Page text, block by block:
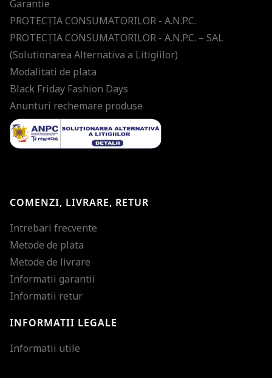
Garantie
PROTECŢIA CONSUMATORILOR - A.N.P.C.
PROTECŢIA CONSUMATORILOR - A.N.P.C. – SAL
(Solutionarea Alternativa a Litigiilor)
Modalitati de plata
Black Friday Fashion Days
Anunturi rechemare produse
COMENZI, LIVRARE, RETUR
Intrebari frecvente
Metode de plata
Metode de livrare
Informatii garantii
Informatii retur
INFORMATII LEGALE
Informatii utile